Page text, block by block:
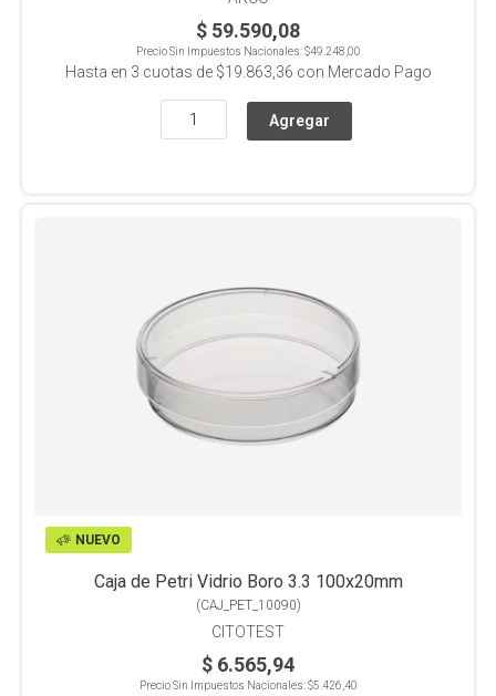
$ 59.590,08
Precio Sin Impuestos Nacionales:$49.248,00
Hasta en 3 cuotas de $19.863,36 con Mercado Pago
NUEVO
Caja de Petri Vidrio Boro 3.3 100x20mm
(CAJ_PET_10090)
CITOTEST
$ 6.565,94
Precio Sin Impuestos Nacionales:$5.426,40